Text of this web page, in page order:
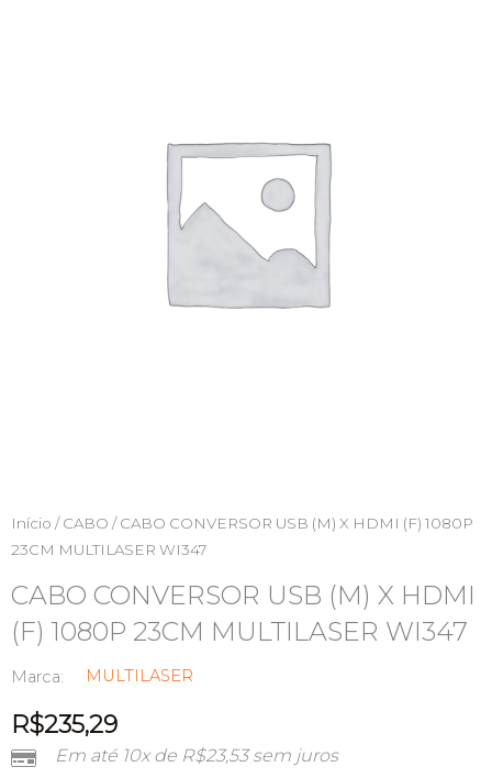
Início /CABO / CABO CONVERSOR USB (M) X HDMI (F) 1080P
23CM MULTILASER WI347
CABO CONVERSOR USB (M) X HDMI
(F) 1080P 23CM MULTILASER WI347
Marca: MULTILASER
R$235,29
Em até 10x de R$23,53sem juros